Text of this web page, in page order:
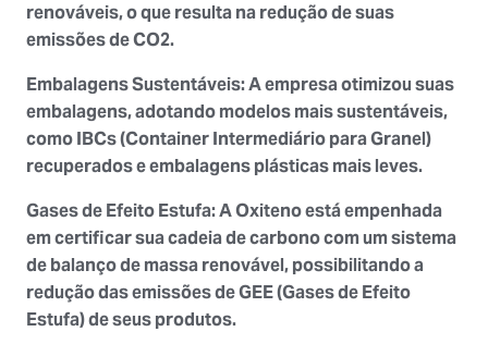
renováveis, o que resulta na redução de suas
emissões de CO2.
Embalagens Sustentáveis: A empresa otimizou suas
embalagens, adotando modelos mais sustentáveis,
como IBCs (Container Intermediário para Granel)
recuperados e embalagens plásticas mais leves.
Gases de Efeito Estufa: A Oxiteno está empenhada
em certificar sua cadeia de carbono com um sistema
de balanço de massa renovável, possibilitando a
redução das emissões de GEE (Gases de Efeito
Estufa) de seus produtos.